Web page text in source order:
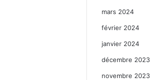
mars 2024
février 2024
janvier 2024
décembre 2023
novembre 2023